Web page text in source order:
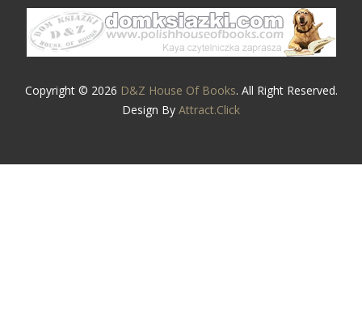
Copyright © 2026 D&Z House Of Books. All Right Reserved.
Design By Attract.Click